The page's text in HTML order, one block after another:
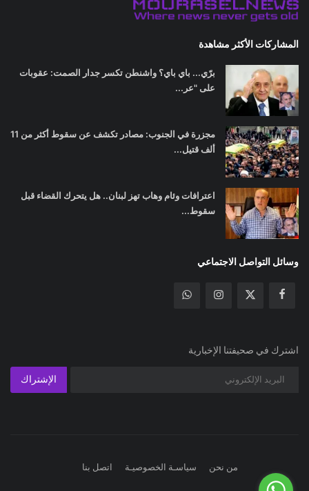
المشاركات الأكثر مشاهدة
برّي... باي باي؟ واشنطن تكسر جدار الصمت: عقوبات
على "عر...
مجزرة في الجنوب: مصادر تكشف عن سقوط أكثر من 11
ألف قتيل...
اعترافات وئام وهاب تهز لبنان.. هل يتحرك القضاء قبل
سقوط...
وسائل التواصل الاجتماعي
اشترك في صحيفتنا الإخبارية
الإشتراك
من نحن سياسـة الخصوصيـة اتصل بنا